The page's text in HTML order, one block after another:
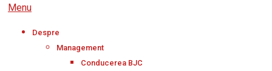
Menu
Despre
Management
Conducerea BJC